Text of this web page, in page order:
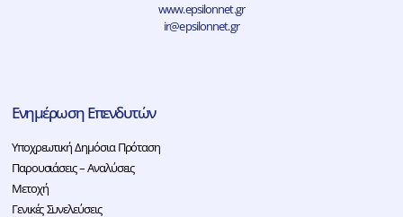
www.epsilonnet.gr
ir@epsilonnet.gr
Ενημέρωση Επενδυτών
Υποχρεωτική Δημόσια Πρόταση
Παρουσιάσεις – Αναλύσεις
Μετοχή
Γενικές Συνελεύσεις